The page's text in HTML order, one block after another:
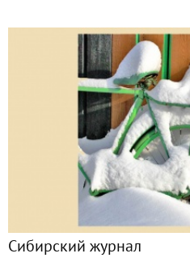
Сибирский журнал
Сейчас обсуждают
Бургундские пирожки
Порей - лук для кулинарии
Приз как призыв к пикнику